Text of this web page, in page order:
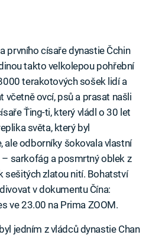
prvního císaře dynastie Čchin
takto velkolepou pohřební
terakotových sošek lidí a
včetně ovcí, psů a prasat našli
Ťing-ti, který vládl o 30 let
světa, který byl
ale odborníky šokovala vlastní
sarkofág a posmrtný oblek z
sešitých zlatou nití. Bohatství
v dokumentu Čína:
ve 23.00 na Prima ZOOM.
jedním z vládců dynastie Chan